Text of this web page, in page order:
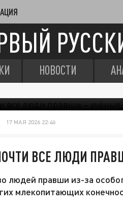
НОВОСТИ
17 МАЯ 2026 22:46
ВСЕ ЛЮДИ
людей правши из-за
млекопитающих